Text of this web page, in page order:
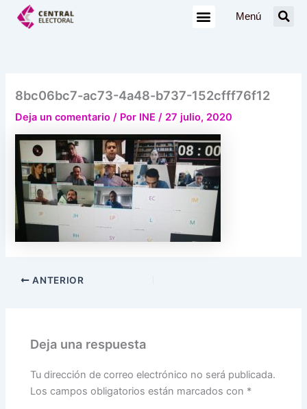
Menú
8bc06bc7-ac73-4a48-b737-152cfff76f12
Deja un comentario / Por INE/ 27 julio, 2020
ANTERIOR
Deja una respuesta
Tu dirección de correo electrónico no será publicada.
Los campos obligatorios están marcados con *